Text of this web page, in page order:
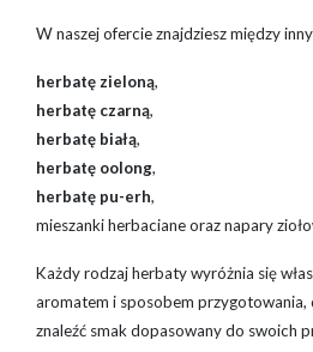
W naszej ofercie znajdziesz między
herbatę zieloną,
herbatę czarną,
herbatę białą,
herbatę oolong,
herbatę pu-erh,
mieszanki herbaciane oraz napary
Każdy rodzaj herbaty wyróżnia się
aromatem i sposobem przygotowania,
znaleźć smak dopasowany do swoich